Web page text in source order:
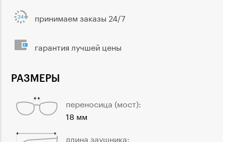
РАЗМЕРЫ
переносица (мост):
18 мм
длина заушника:
принимаем заказы 24/7
гарантия лучшей цены